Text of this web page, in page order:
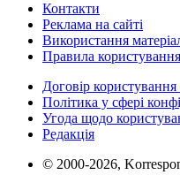
Контакти
Реклама на сайті
Використання
Правила
Договір
Політика у сфері
Угода щодо
Редакція
© 2000-2026,